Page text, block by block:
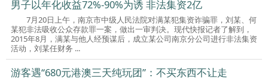
男子以年化收益72%-90%为诱 非法集资2亿
7月20日上午，南京市中级人民法院对满某犯集资诈骗罪，刘某、何
某犯非法吸收公众存款罪一案，做出一审判决。现代快报记者了解到，
2015年8月，满某与他人经预谋后，成立某公司南京分公司进行非法集资
活动，刘某任财务 ...
游客遇“680元港澳三天纯玩团”：不买东西不让走